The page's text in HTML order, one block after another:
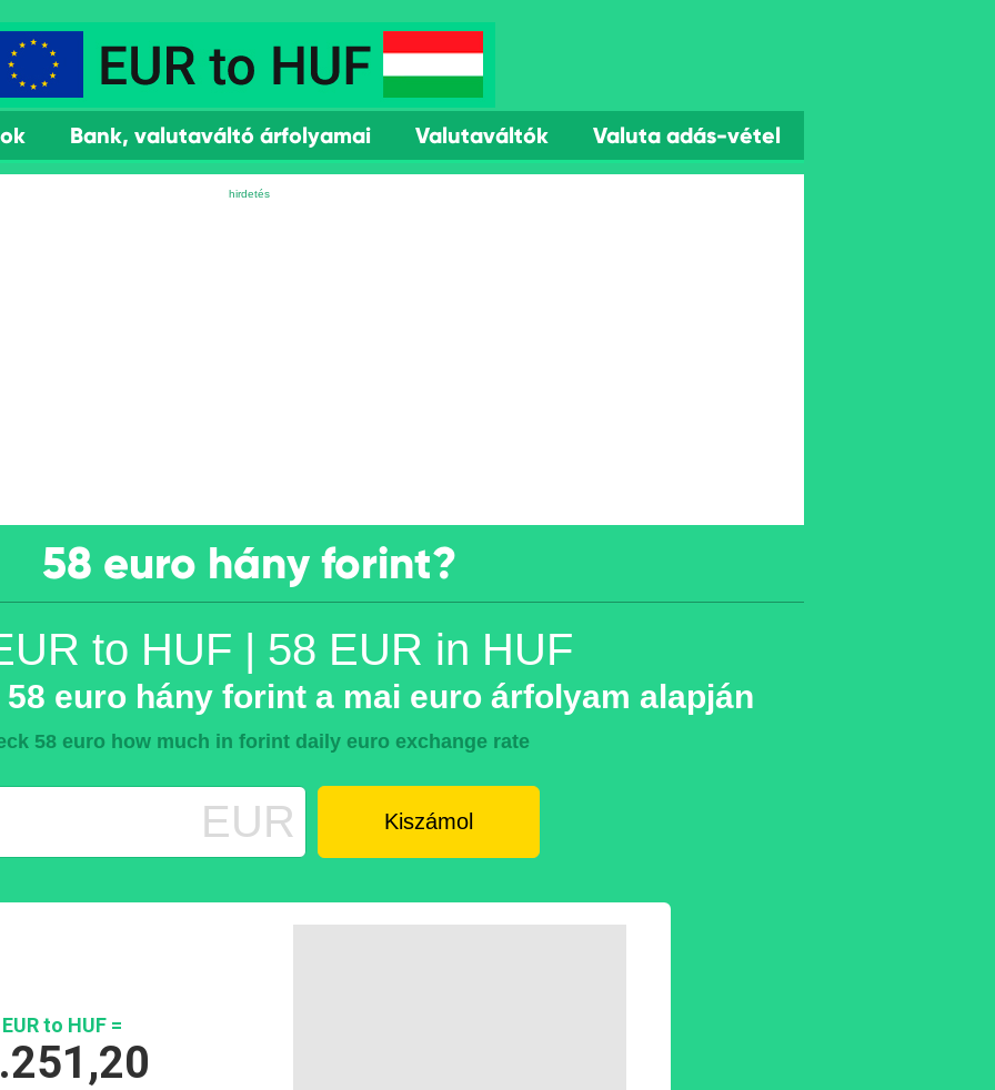
Bank, valutaváltó árfolyamai Valutaváltók Valuta adás-vétel
58 euro hány forint?
to HUF | 58 EUR in HUF
58 euro hány forint a mai euro árfolyam alapján
58 euro how much in forint daily euro exchange rate
EUR
to HUF =